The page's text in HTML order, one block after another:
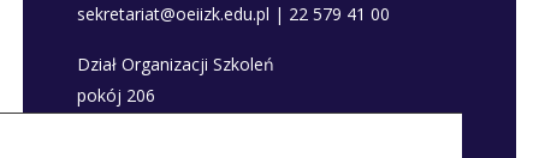
sekretariat@oeiizk.edu.pl | 22 579 41 00
Dział Organizacji Szkoleń
pokój 206